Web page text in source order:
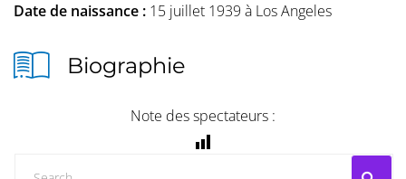
Date de naissance : 15 juillet 1939 à Los Angeles
Biographie
Note des spectateurs :